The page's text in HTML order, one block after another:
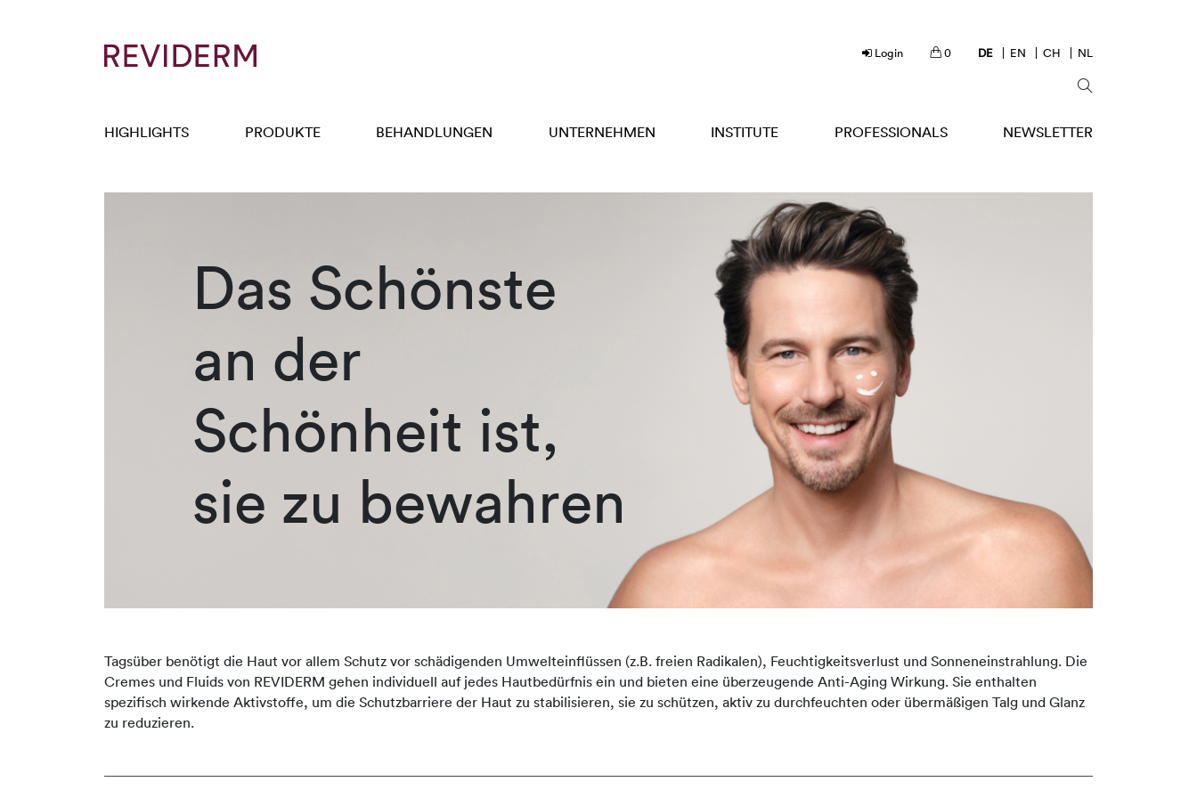
Login 0 DE EN CH NL
HIGHLIGHTS PRODUKTE BEHANDLUNGEN UNTERNEHMEN INSTITUTE PROFESSIONALS NEWSLETTER
Das Schönste
an der
Schönheit ist,
sie zu bewahren
Tagsüber benötigt die Haut vor allem Schutz vor schädigenden Umwelteinflüssen (z.B. freien Radikalen), Feuchtigkeitsverlust und Sonneneinstrahlung. Die
Cremes und Fluids von REVIDERM gehen individuell auf jedes Hautbedürfnis ein und bieten eine überzeugende Anti-Aging Wirkung. Sie enthalten
spezifisch wirkende Aktivstoffe, um die Schutzbarriere der Haut zu stabilisieren, sie zu schützen, aktiv zu durchfeuchten oder übermäßigen Talg und Glanz
zu reduzieren.